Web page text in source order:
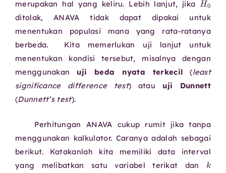
merupakan hal yang keliru. Lebih lanjut, jika
ditolak, ANAVA tidak dapat dipakai untuk
menentukan populasi mana yang rata-ratanya
berbeda. Kita memerlukan uji lanjut untuk
menentukan kondisi tersebut, misalnya dengan
menggunakan uji beda nyata terkecil (least
significance difference test) atau uji Dunnett
(Dunnett’s test).
Perhitungan ANAVA cukup rumit jika tanpa
menggunakan kalkulator. Caranya adalah sebagai
berikut. Katakanlah kita memiliki data interval
yang melibatkan satu variabel terikat dan